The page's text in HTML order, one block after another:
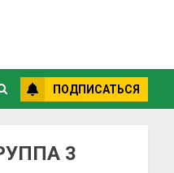
ПОДПИСАТЬСЯ
3